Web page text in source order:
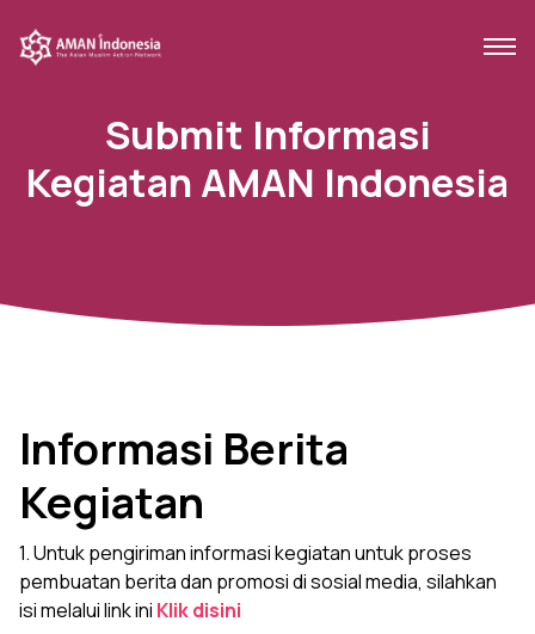
Submit Informasi
Kegiatan AMAN Indonesia
Informasi Berita
Kegiatan
1. Untuk pengiriman informasi kegiatan untuk proses
pembuatan berita dan promosi di sosial media, silahkan
isi melalui link ini Klik disini